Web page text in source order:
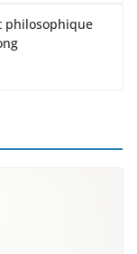
philosophique